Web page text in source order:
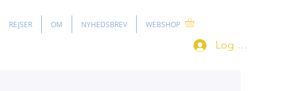
REJSER OM NYHEDSBREV WEBSHOP
Log ind